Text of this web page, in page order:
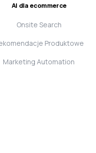
AI dla ecommerce
Onsite Search
Produktowe
Marketing Automation